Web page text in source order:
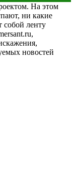
На этом
ни какие
собой ленту
новостей